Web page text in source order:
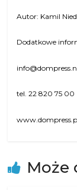
Autor: Kamil
Dodatkowe
tel. 22 820 75 00
Może